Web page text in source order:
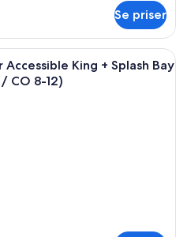
Se priser
Ett modernt hotellrum med en stor
King + Splash Bay
CO 8-12)